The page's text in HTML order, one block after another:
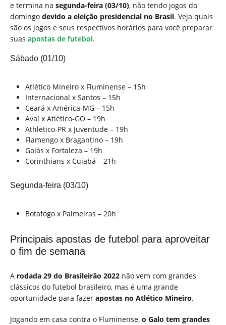
e termina na segunda-feira (03/10), não tendo jogos do
domingo devido a eleição presidencial no Brasil. Veja quais
são os jogos e seus respectivos horários para você preparar
suas apostas de futebol.
Sábado (01/10)
Atlético Mineiro x Fluminense – 15h
Internacional x Santos – 15h
Ceará x América-MG – 15h
Avaí x Atlético-GO – 19h
Athletico-PR x Juventude – 19h
Flamengo x Bragantino – 19h
Goiás x Fortaleza – 19h
Corinthians x Cuiabá – 21h
Segunda-feira (03/10)
Botafogo x Palmeiras – 20h
Principais apostas de futebol para aproveitar
o fim de semana
A rodada 29 do Brasileirão 2022 não vem com grandes
clássicos do futebol brasileiro, mas é uma grande
oportunidade para fazer apostas no Atlético Mineiro.
Jogando em casa contra o Fluminense, o Galo tem grandes